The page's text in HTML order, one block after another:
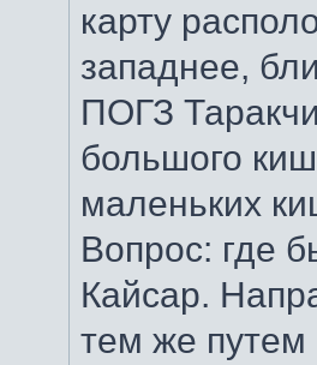
карту
западнее,
ПОГЗ
большого
маленьких
Вопрос: где
Кайсар.
тем же путем